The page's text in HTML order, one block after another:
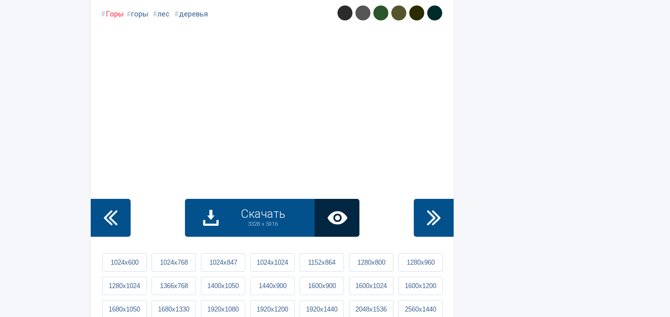
#Горы #горы #лес #деревья
Скачать
3328 x 5916
1024x600 1024x768 1024x847 1024x1024 1152x864 1280x800 1280x960
1280x1024 1366x768 1400x1050 1440x900 1600x900 1600x1024 1600x1200
1680x1050 1680x1330 1920x1080 1920x1200 1920x1440 2048x1536 2560x1440